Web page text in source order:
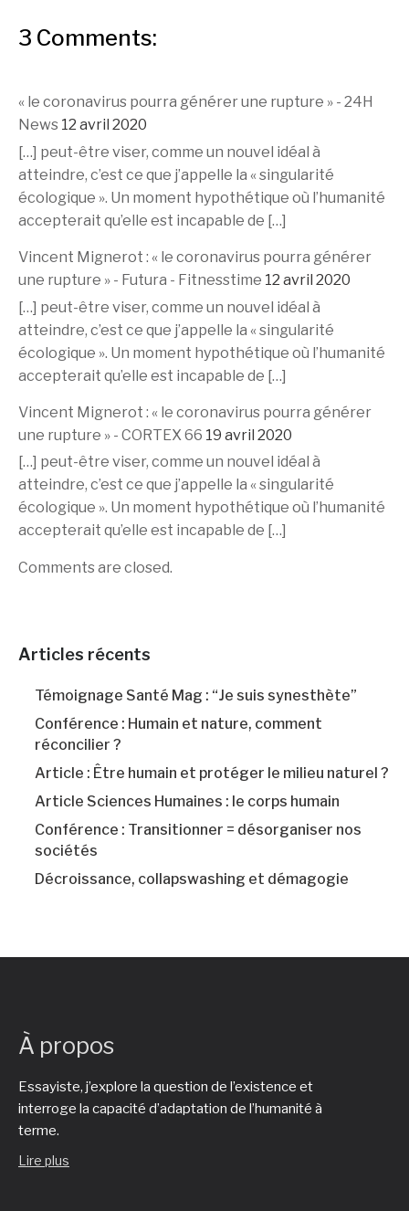
3 Comments:
« le coronavirus pourra générer une rupture » - 24H
News 12 avril 2020
[…] peut-être viser, comme un nouvel idéal à
atteindre, c’est ce que j’appelle la « singularité
écologique ». Un moment hypothétique où l’humanité
accepterait qu’elle est incapable de […]
Vincent Mignerot : « le coronavirus pourra générer
une rupture » - Futura - Fitnesstime 12 avril 2020
[…] peut-être viser, comme un nouvel idéal à
atteindre, c’est ce que j’appelle la « singularité
écologique ». Un moment hypothétique où l’humanité
accepterait qu’elle est incapable de […]
Vincent Mignerot : « le coronavirus pourra générer
une rupture » - CORTEX 66 19 avril 2020
[…] peut-être viser, comme un nouvel idéal à
atteindre, c’est ce que j’appelle la « singularité
écologique ». Un moment hypothétique où l’humanité
accepterait qu’elle est incapable de […]
Comments are closed.
Articles récents
Témoignage Santé Mag : “Je suis synesthète”
Conférence : Humain et nature, comment
réconcilier ?
Article : Être humain et protéger le milieu naturel ?
Article Sciences Humaines : le corps humain
Conférence : Transitionner = désorganiser nos
sociétés
Décroissance, collapswashing et démagogie
À propos
Essayiste, j’explore la question de l’existence et
interroge la capacité d’adaptation de l’humanité à
terme.
Lire plus